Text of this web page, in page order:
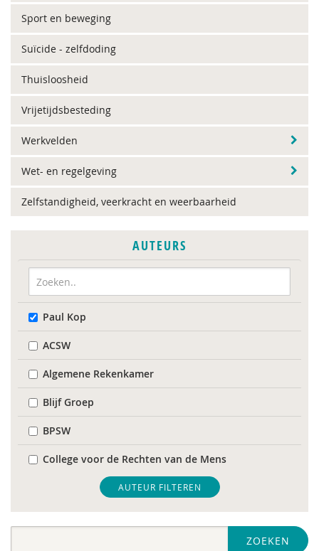
Sport en beweging
Suïcide - zelfdoding
Thuisloosheid
Vrijetijdsbesteding
Werkvelden
Wet- en regelgeving
Zelfstandigheid, veerkracht en weerbaarheid
AUTEURS
Paul Kop
ACSW
Algemene Rekenkamer
Blijf Groep
BPSW
College voor de Rechten van de Mens
De Raad voor Volksgezondheid & Samenleving
diverse
AUTEUR FILTEREN
ZOEKEN